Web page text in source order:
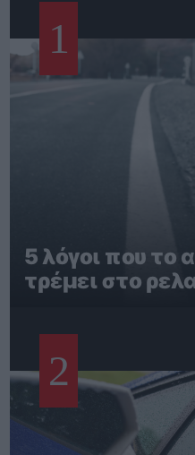
1
5 λόγοι που το
τρέμει στο
2